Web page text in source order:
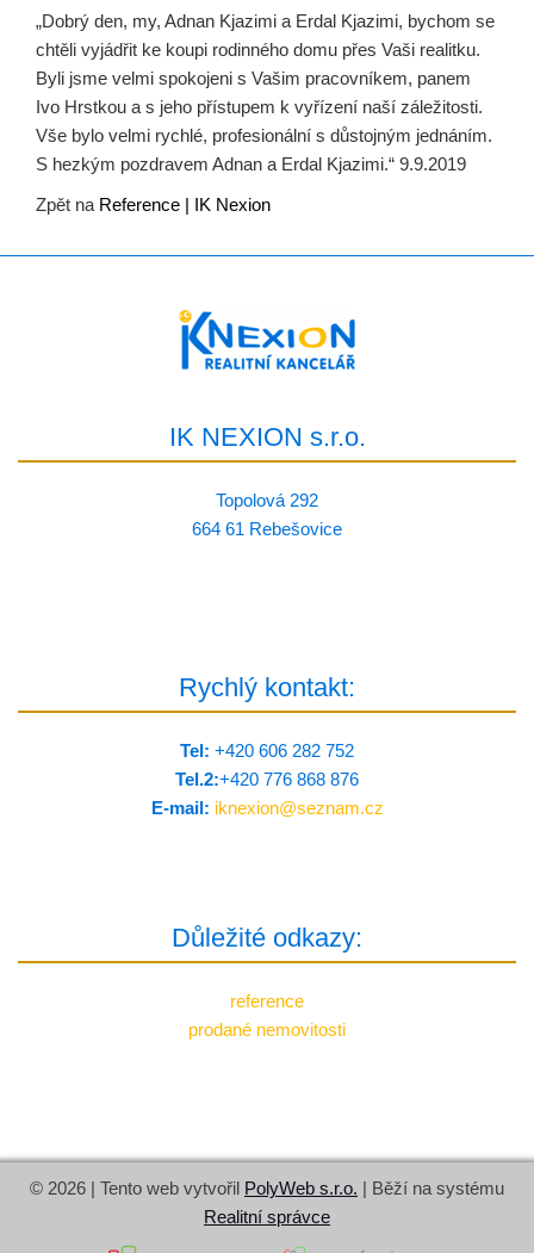
„Dobrý den, my, Adnan Kjazimi a Erdal Kjazimi, bychom se
chtěli vyjádřit ke koupi rodinného domu přes Vaši realitku.
Byli jsme velmi spokojeni s Vašim pracovníkem, panem
Ivo Hrstkou a s jeho přístupem k vyřízení naší záležitosti.
Vše bylo velmi rychlé, profesionální s důstojným jednáním.
S hezkým pozdravem Adnan a Erdal Kjazimi.“ 9.9.2019
Zpět na Reference | IK Nexion
IK NEXION s.r.o.
Topolová 292
664 61 Rebešovice
Rychlý kontakt:
Tel: +420 606 282 752
Tel.2:+420 776 8­68 876
E-mail: iknexion@seznam.cz
Důležité odkazy:
reference
prodané nemovitosti
© 2026 | Tento web vytvořil PolyWeb s.r.o. | Běží na systému
Realitní správce